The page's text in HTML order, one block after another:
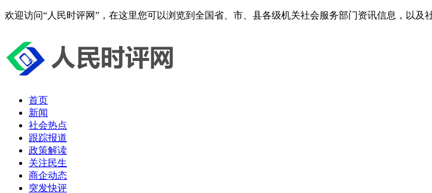
欢迎访问“人民时评网”，在这里您可以浏览到全国省、市、县各级机关社会服务部门资讯信息，以
首页
新闻
社会热点
跟踪报道
政策解读
关注民生
商企动态
突发快评